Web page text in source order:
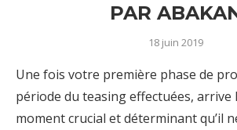
PAR
18 juin 2019
Une fois votre première phase de
période du teasing effectuées, arrive
moment crucial et déterminant qu’il